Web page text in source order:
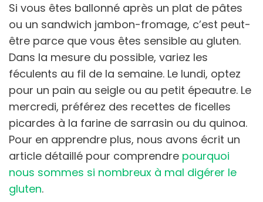
Si vous êtes ballonné après un plat de pâtes
ou un sandwich jambon-fromage, c’est peut-
être parce que vous êtes sensible au gluten.
Dans la mesure du possible, variez les
féculents au fil de la semaine. Le lundi, optez
pour un pain au seigle ou au petit épeautre. Le
mercredi, préférez des recettes de ficelles
picardes à la farine de sarrasin ou du quinoa.
Pour en apprendre plus, nous avons écrit un
article détaillé pour comprendre pourquoi
nous sommes si nombreux à mal digérer le
gluten.